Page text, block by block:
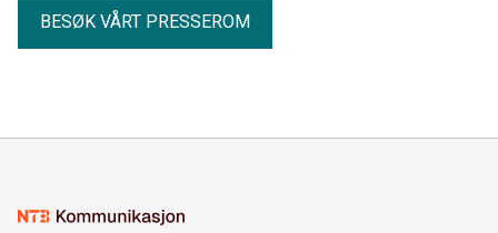
BESØK VÅRT PRESSEROM